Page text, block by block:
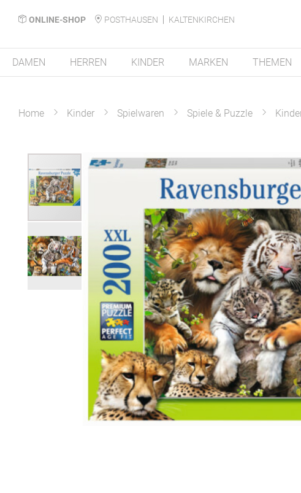
ONLINE-SHOP POSTHAUSEN
KALTENKIRCHEN
DAMEN HERREN KINDER MARKEN THEMEN
Home Kinder Spielwaren Spiele & Puzzle
Zum
Ende
der
Bildergalerie
springen